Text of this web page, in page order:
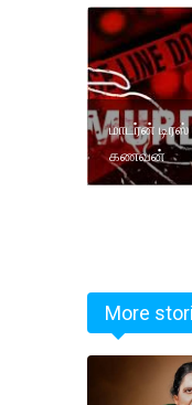
மாடர்ன்
கணவன்
More